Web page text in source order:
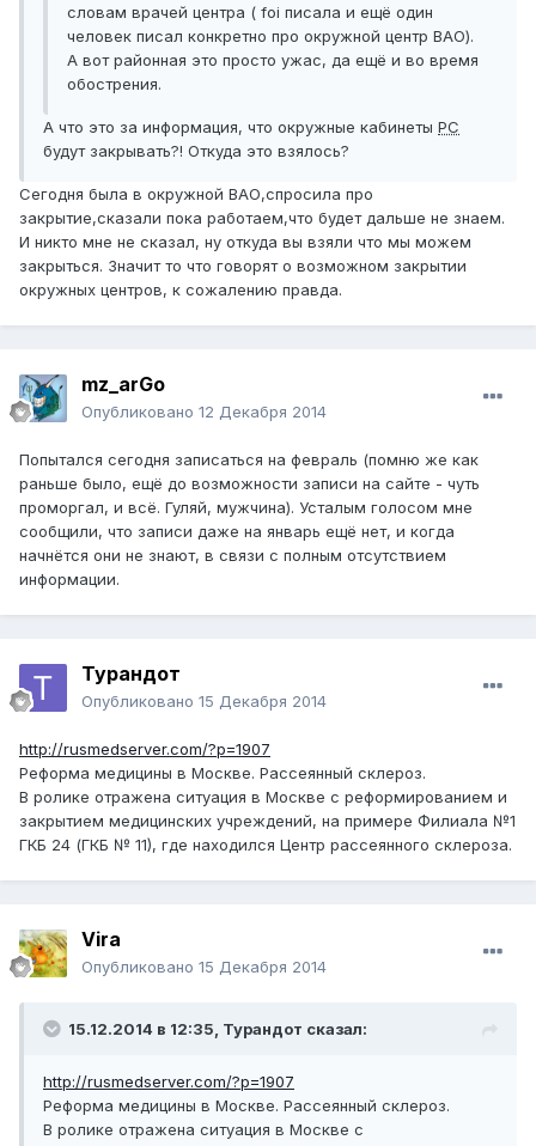
словам врачей центра ( foi писала и ещё один
человек писал конкретно про окружной центр ВАО).
А вот районная это просто ужас, да ещё и во время
обострения.
А что это за информация, что окружные кабинеты РС
будут закрывать?! Откуда это взялось?
Сегодня была в окружной ВАО,спросила про
закрытие,сказали пока работаем,что будет дальше не знаем.
И никто мне не сказал, ну откуда вы взяли что мы можем
закрыться. Значит то что говорят о возможном закрытии
окружных центров, к сожалению правда.
mz_arGo
Опубликовано 12 Декабря 2014
Попытался сегодня записаться на февраль (помню же как
раньше было, ещё до возможности записи на сайте - чуть
проморгал, и всё. Гуляй, мужчина). Усталым голосом мне
сообщили, что записи даже на январь ещё нет, и когда
начнётся они не знают, в связи с полным отсутствием
информации.
Турандот
Опубликовано 15 Декабря 2014
http://rusmedserver.com/?p=1907
Реформа медицины в Москве. Рассеянный склероз.
В ролике отражена ситуация в Москве с реформированием и
закрытием медицинских учреждений, на примере Филиала №1
ГКБ 24 (ГКБ № 11), где находился Центр рассеянного склероза.
Vira
Опубликовано 15 Декабря 2014
15.12.2014 в 12:35, Турандот сказал:
http://rusmedserver.com/?p=1907
Реформа медицины в Москве. Рассеянный склероз.
В ролике отражена ситуация в Москве с